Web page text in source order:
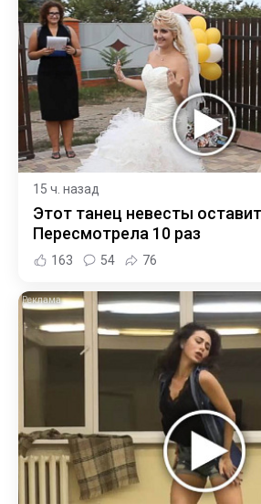
15 ч. назад
Этот танец невесты
Пересмотрела 10 раз
163 54 76